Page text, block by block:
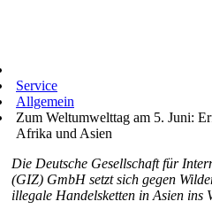
Service
Allgemein
Zum Weltumwelttag am 5. Juni:
Afrika und Asien
Die Deutsche Gesellschaft für
(GIZ) GmbH setzt sich gegen
illegale Handelsketten in Asien ins